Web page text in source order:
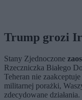
Trump grozi
Stany Zjednoczone
Rzeczniczka Białego
Teheran nie
militarnej porażki,
zdecydowane działania.